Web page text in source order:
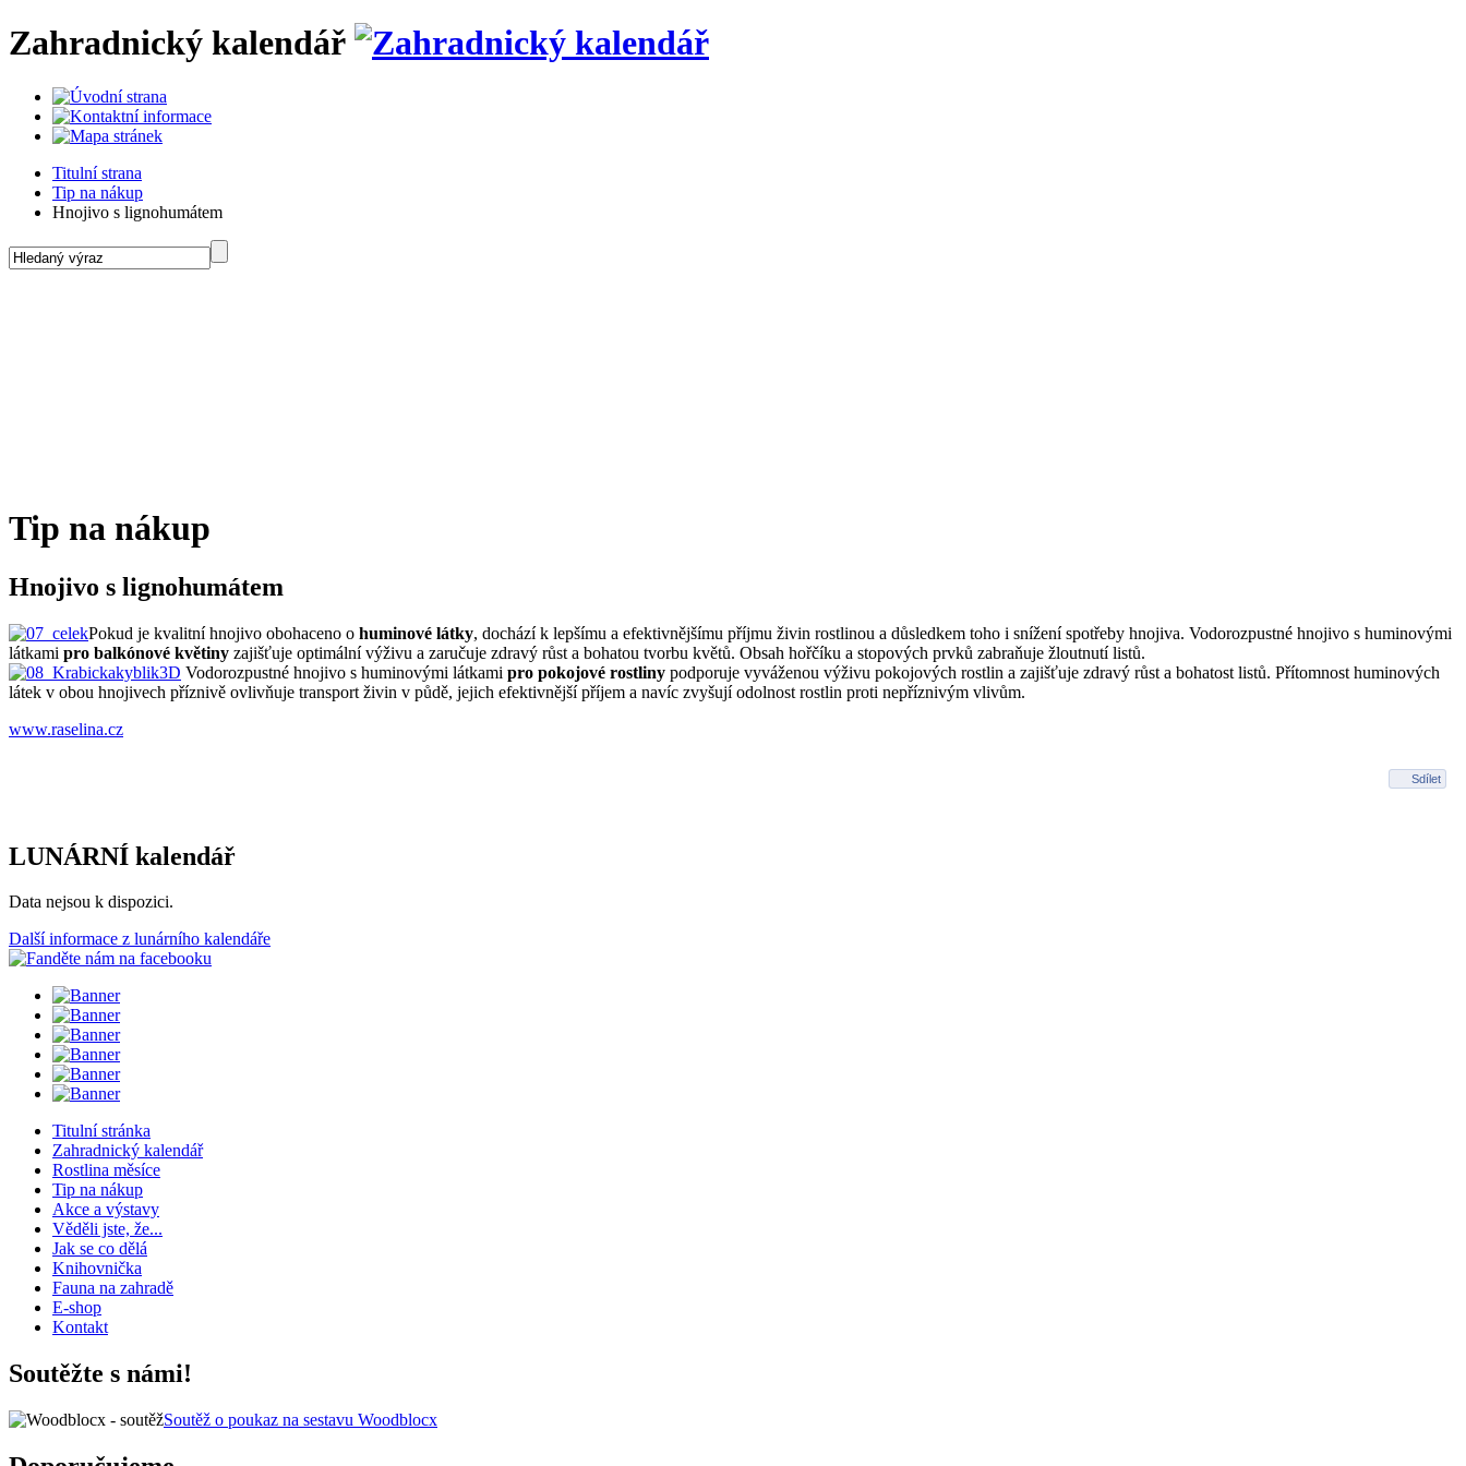
Zahradnický kalendář
Titulní strana
Tip na nákup
Hnojivo s lignohumátem
Tip na nákup
Hnojivo s lignohumátem
Pokud je kvalitní hnojivo obohaceno o huminové látky, dochází k lepšímu a efektivnějšímu příjmu živin rostlinou a důsledkem toho i snížení spotřeby hnojiva. Vodorozpustné hnojivo s huminovými
látkami pro balkónové květiny zajišťuje optimální výživu a zaručuje zdravý růst a bohatou tvorbu květů. Obsah hořčíku a stopových prvků zabraňuje žloutnutí listů.
Vodorozpustné hnojivo s huminovými látkami pro pokojové rostliny podporuje vyváženou výživu pokojových rostlin a zajišťuje zdravý růst a bohatost listů. Přítomnost huminových
látek v obou hnojivech příznivě ovlivňuje transport živin v půdě, jejich efektivnější příjem a navíc zvyšují odolnost rostlin proti nepříznivým vlivům.
www.raselina.cz
Sdílet
LUNÁRNÍ kalendář
Data nejsou k dispozici.
Další informace z lunárního kalendáře
Titulní stránka
Zahradnický kalendář
Rostlina měsíce
Tip na nákup
Akce a výstavy
Věděli jste, že...
Jak se co dělá
Knihovnička
Fauna na zahradě
E-shop
Kontakt
Soutěžte s námi!
Soutěž o poukaz na sestavu Woodblocx